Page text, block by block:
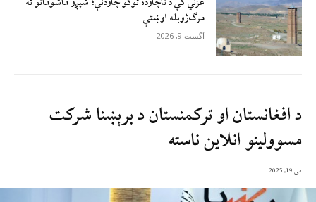
مرګ‌ژوبله اوښتې
آگست 9, 2026
د افغانستان او ترکمنستان د برېښنا شرکت
مسوولینو انلاین ناسته
می 19, 2025